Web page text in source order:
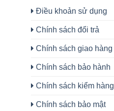
Điều khoản sử dụng
Chính sách đổi trả
Chính sách giao hàng
Chính sách bảo hành
Chính sách kiểm hàng
Chính sách bảo mật